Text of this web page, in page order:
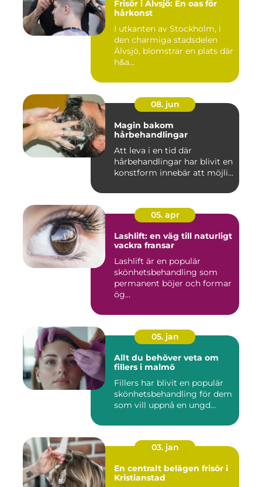
Frisör i Älvsjö: En oas för
hårkonst
I utkanten av Stockholm, i
den charmiga stadsdelen
Älvsjö, blomstrar en plats där
h&a...
08. jun
Magin bakom
hårbehandlingar
Att leva i en tid där
hårbehandlingar har blivit en
konstform innebär att möjli...
05. apr
Lashlift: en väg till naturligt
vackra fransar
Lashlift är en populär
skönhetsbehandling som
permanent böjer och formar
ög...
05. jan
Allt du behöver veta om
fillers i malmö
Fillers har blivit en populär
skönhetsbehandling för dem
som vill uppnå en ungd...
03. jan
En centralt belägen frisör i
Kristianstad